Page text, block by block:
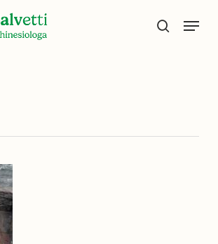
search
Menu